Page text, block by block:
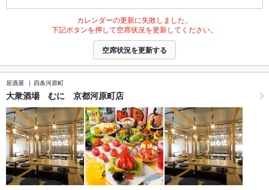
カレンダーの更新に失敗しました。
下記ボタンを押して空席状況を更新してください。
空席状況を更新する
居酒屋 四条河原町
大衆酒場 むに 京都河原町店